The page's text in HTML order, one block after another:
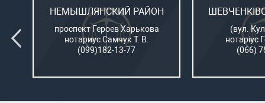
НЕМЫШЛЯНСКИЙ РАЙОН
проспект Героев Харькова
нотариус Самчук Т. В.
(099)182-13-77
(вул.
нотаріус
(066)